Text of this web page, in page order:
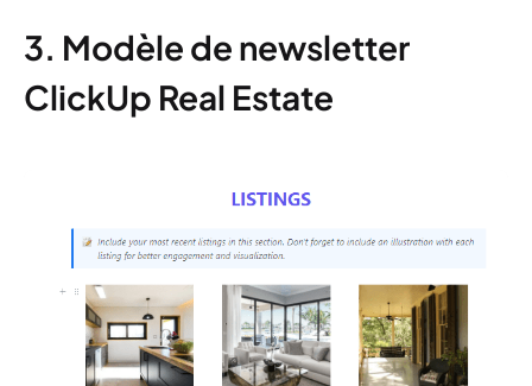
3. Modèle de newsletter
ClickUp Real Estate